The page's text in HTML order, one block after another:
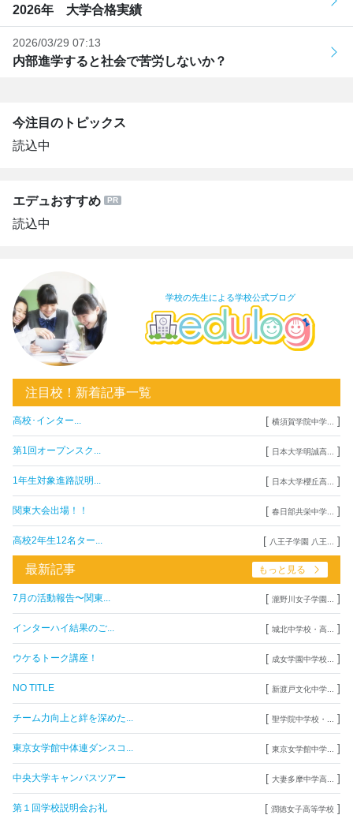
2026年 大学合格実績
2026/03/29 07:13
内部進学すると社会で苦労しないか？
今注目のトピックス
読込中
エデュおすすめ
読込中
学校の先生による学校公式ブログ
注目校！新着記事一覧
高校･インター... [ 横須賀学院中学... ]
第1回オープンスク... [ 日本大学明誠高... ]
1年生対象進路説明... [ 日本大学櫻丘高... ]
関東大会出場！！ [ 春日部共栄中学... ]
高校2年生12名ター... [ 八王子学園 八王... ]
最新記事 もっと見る
7月の活動報告〜関東... [ 瀧野川女子学園... ]
インターハイ結果のご... [ 城北中学校・高... ]
ウケるトーク講座！ [ 成女学園中学校... ]
NO TITLE [ 新渡戸文化中学... ]
チーム力向上と絆を深めた... [ 聖学院中学校・... ]
東京女学館中体連ダンスコ... [ 東京女学館中学... ]
中央大学キャンパスツアー [ 大妻多摩中学高... ]
第１回学校説明会お礼 [ 潤徳女子高等学校 ]